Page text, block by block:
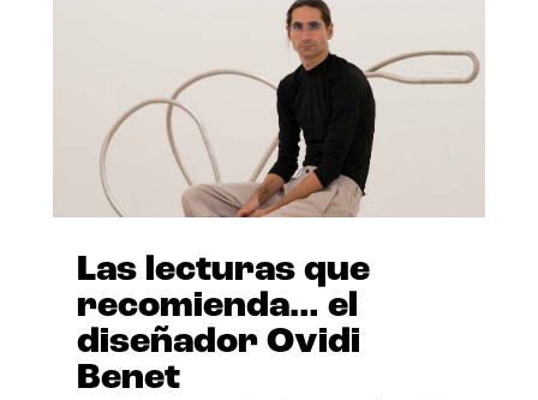
Las lecturas que
recomienda… el
diseñador Ovidi
Benet